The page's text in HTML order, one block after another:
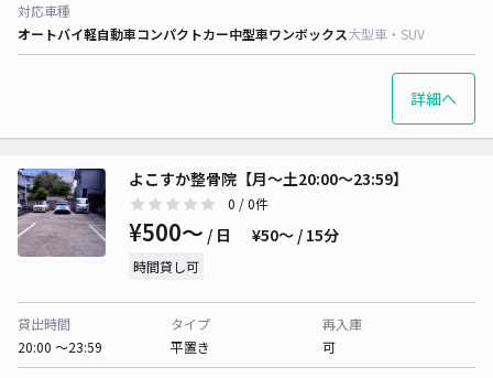
対応車種
オートバイ軽自動車コンパクトカー中型車ワンボックス大型車・SUV
詳細へ
よこすか整骨院【月～土20:00～23:59】
0 / 0件
¥500〜 / 日 ¥50〜 / 15分
時間貸し可
貸出時間
20:00 〜23:59
タイプ
平置き
再入庫
可